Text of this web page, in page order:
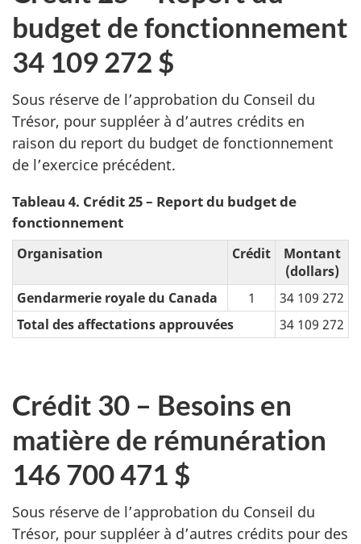
budget de fonctionnement
34 109 272 $
Sous réserve de l’approbation du Conseil du
Trésor, pour suppléer à d’autres crédits en
raison du report du budget de fonctionnement
de l’exercice précédent.
Tableau 4. Crédit 25 – Report du budget de
fonctionnement
Organisation Crédit
Montant
(dollars)
Gendarmerie royale du Canada
1
34 109 272
Total des affectations approuvées
34 109 272
Crédit 30 – Besoins en
matière de rémunération
146 700 471 $
Sous réserve de l’approbation du Conseil du
Trésor, pour suppléer à d’autres crédits pour des